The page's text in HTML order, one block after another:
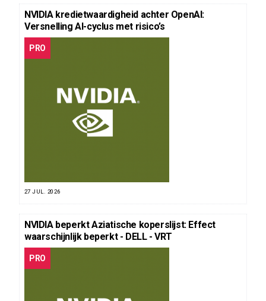
NVIDIA kredietwaardigheid achter OpenAI:
Versnelling AI-cyclus met risico’s
PRO
27 JUL. 2026
NVIDIA beperkt Aziatische koperslijst: Effect
waarschijnlijk beperkt - DELL - VRT
PRO